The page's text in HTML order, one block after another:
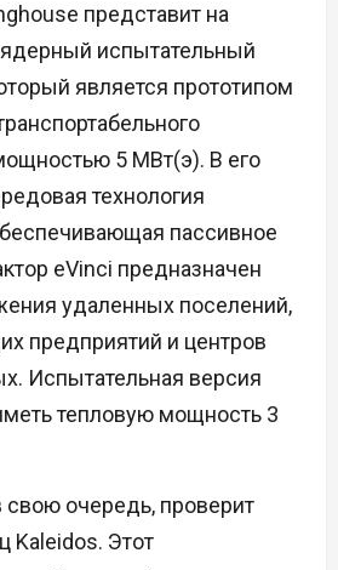
представит на
испытательный
является прототипом
5 МВт(э). В его
технология
пассивное
eVinci предназначен
удаленных поселений,
предприятий и центров
Испытательная версия
тепловую мощность 3
свою очередь, проверит
Kaleidos. Этот